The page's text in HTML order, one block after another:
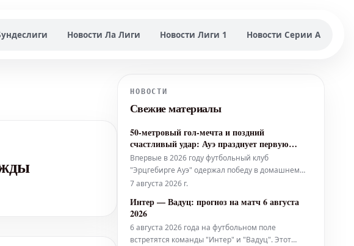
Новости Ла Лиги Новости Лиги 1 Новости Серии А
НОВОСТИ
Свежие материалы
50-метровый гол-мечта и поздний
счастливый удар: Ауэ празднует первую
домашнюю победу в 2026 году
Впервые в 2026 году футбольный клуб
"Эрцгебирге Ауэ" одержал победу в домашнем
матче чемпионата. В рамках 3-го тура
одержали победу над "БФК Динамо" со счетом
3:2. Начало этой победы положил гол-мечта.
7 августа 2026 г.
Интер — Вадуц: прогноз на матч 6 августа
2026
6 августа 2026 года на футбольном поле
встретятся команды "Интер" и "Вадуц". Этот